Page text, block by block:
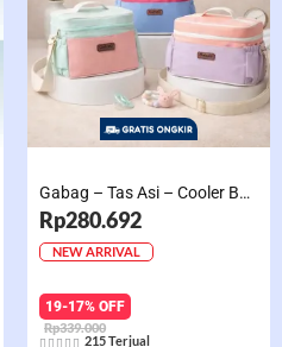
Gabag – Tas Asi – Cooler Bag Sling Single Compartment Mint Grape Bubble
Rp280.692
NEW ARRIVAL
19-17% OFF
Rp339.000
     215 Terjual